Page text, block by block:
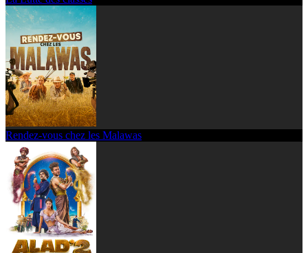
Rendez-vous chez les Malawas